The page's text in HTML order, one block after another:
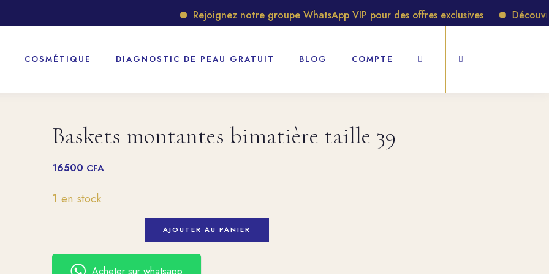
Rejoignez notre groupe WhatsApp VIP pour des offres exclusives
COSMÉTIQUE DIAGNOSTIC DE PEAU GRATUIT BLOG COMPTE
Baskets montantes bimatière taille 39
16500 CFA
1 en stock
AJOUTER AU PANIER